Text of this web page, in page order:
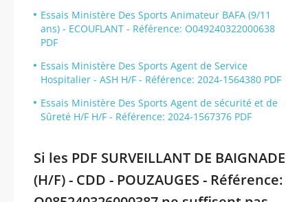
Essais Ministère Des Sports Animateur BAFA (9/11
ans) - ECOUFLANT - Référence: O049240322000638
PDF
Essais Ministère Des Sports Agent de Service
Hospitalier - ASH H/F - Référence: 2024-1564380 PDF
Essais Ministère Des Sports Agent de sécurité et de
Sûreté H/F H/F - Référence: 2024-1567376 PDF
Si les PDF SURVEILLANT DE BAIGNADE
(H/F) - CDD - POUZAUGES - Référence: